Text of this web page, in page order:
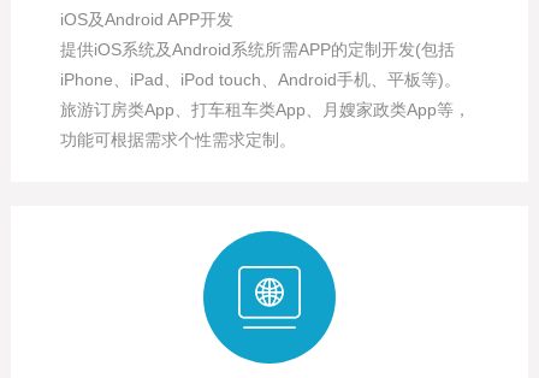
iOS及Android APP开发
提供iOS系统及Android系统所需APP的定制开发(包括
iPhone、iPad、iPod touch、Android手机、平板等)。
旅游订房类App、打车租车类App、月嫂家政类App等，
功能可根据需求个性需求定制。